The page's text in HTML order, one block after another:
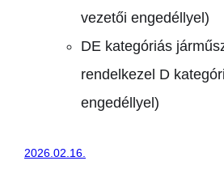
vezetői engedéllyel)
DE kategóriás
rendelkezel D
engedéllyel)
2026.02.16.